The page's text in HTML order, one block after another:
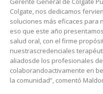
Colgate, nos dedicamos
soluciones más eficaces para
eso que este año presentamos
salud oral, con el firme
nuestrascredenciales
aliadosde los profesionales
colaborandoactivamente en
la comunidad”, comentó